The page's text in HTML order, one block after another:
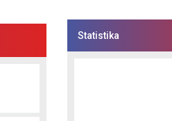
Statistika